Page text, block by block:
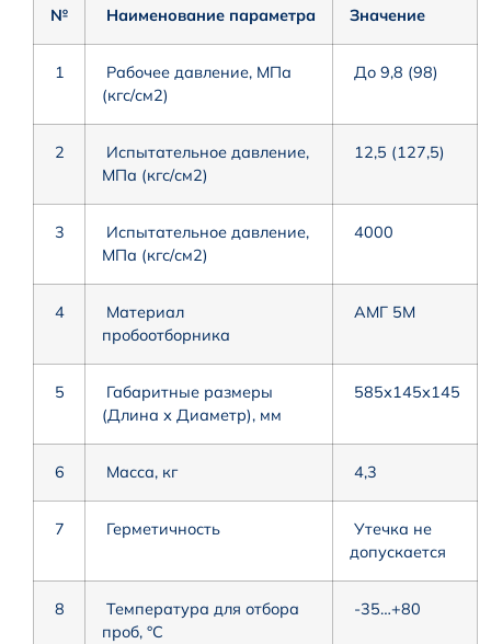
№ Наименование параметра Значение
1
Рабочее давление, МПа
(кгс/см2)
До 9,8 (98)
2
Испытательное давление,
МПа (кгс/см2)
12,5 (127,5)
3
Испытательное давление,
МПа (кгс/см2)
4000
4
Материал
пробоотборника
АМГ 5М
5
Габаритные размеры
(Длина х Диаметр), мм
585х145х145
6 Масса, кг 4,3
7 Герметичность
Утечка не
допускается
8
Температура для отбора
проб, °С
-35…+80